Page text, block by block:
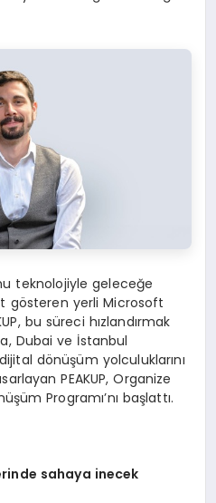
teknolojiyle geleceğe
gösteren yerli Microsoft
bu süreci hızlandırmak
Dubai ve İstanbul
dönüşüm yolculuklarını
PEAKUP, Organize
Programı’nı başlattı.
sahaya inecek